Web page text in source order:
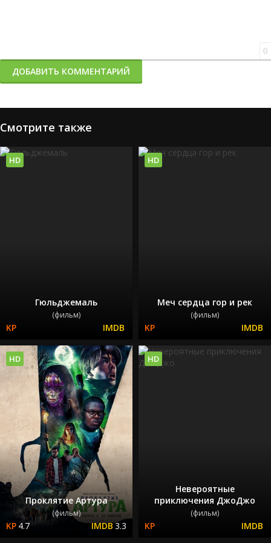
0
ДОБАВИТЬ КОММЕНТАРИЙ
Смотрите также
Гюльджемаль
(фильм)
HD
Меч сердца гор и рек
(фильм)
HD
Проклятие Артура
(фильм)
4.7 3.3
HD
Невероятные
приключения ДжоДжо
(фильм)
HD